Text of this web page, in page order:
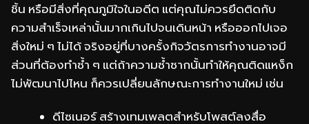
ชิ้น หรือมีสิ่งที่คุณภูมิใจในอดีต แต่คุณไม่ควรยึดติดกับ
ความสำเร็จเหล่านั้นมากเกินไปจนเดินหน้า หรือออกไปเจอ
สิ่งใหม่ ๆ ไม่ได้ จริงอยู่ที่บางครั้งกิจวัตรการทำงานอาจมี
ส่วนที่ต้องทำซ้ำ ๆ แต่ถ้าความซ้ำซากนั้นทำให้คุณติดแหง็ก
ไม่พัฒนาไปไหน ก็ควรเปลี่ยนลักษณะการทำงานใหม่ เช่น
ดีไซเนอร์ สร้างเทมเพลตสำหรับโพสต์ลงสื่อ